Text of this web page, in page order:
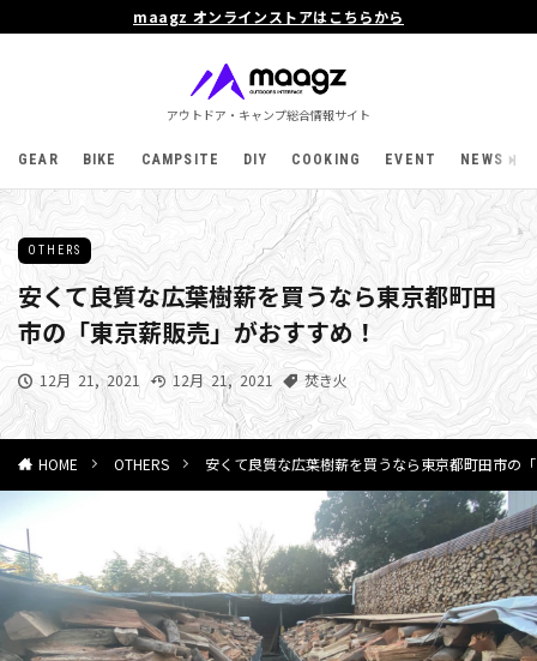
maagz オンラインストアはこちらから
アウトドア・キャンプ総合情報サイト
GEAR BIKE CAMPSITE DIY COOKING EVENT NEWS
OTHERS
安くて良質な広葉樹薪を買うなら東京都町田
市の「東京薪販売」がおすすめ！
12月 21, 2021 12月 21, 2021 焚き火
HOME OTHERS 安くて良質な広葉樹薪を買うなら東京都町田市の